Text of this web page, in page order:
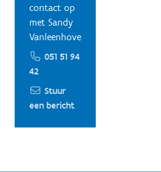
contact op
met Sandy
Vanleenhove
051 51 94
42
Stuur
een bericht